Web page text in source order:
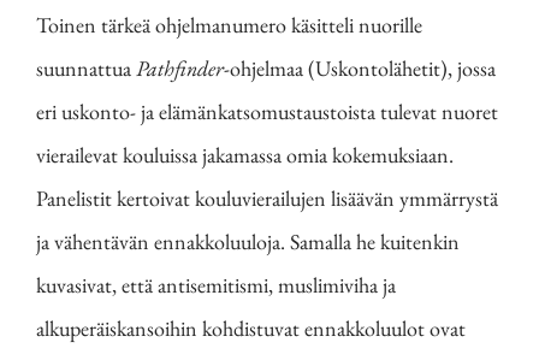
Toinen tärkeä ohjelmanumero käsitteli nuorille
suunnattuaPathfinder-ohjelmaa (Uskontolähetit), jossa
eri uskonto- ja elämänkatsomustaustoista tulevat nuoret
vierailevat kouluissa jakamassa omia kokemuksiaan.
Panelistit kertoivat kouluvierailujen lisäävän ymmärrystä
ja vähentävän ennakkoluuloja. Samalla he kuitenkin
kuvasivat, että antisemitismi, muslimiviha ja
alkuperäiskansoihin kohdistuvat ennakkoluulot ovat